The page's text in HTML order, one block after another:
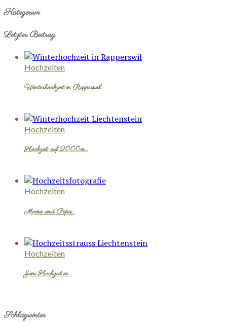
Kategorien
Letzter Beitrag
Hochzeiten
Winterhochzeit in Rapperswil
Hochzeiten
Hochzeit auf 2000m…
Hochzeiten
Mama und Papa…
Hochzeiten
Juni Hochzeit in…
Schlagwörter